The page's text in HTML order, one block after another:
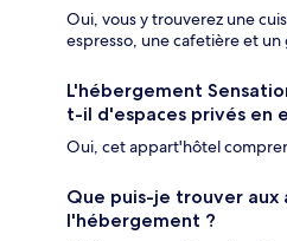
Oui, vous y trouverez une
espresso, une cafetière et
L'hébergement
t-il d'espaces privés en
Oui, cet appart'hôtel
Que puis-je trouver aux
l'hébergement ?